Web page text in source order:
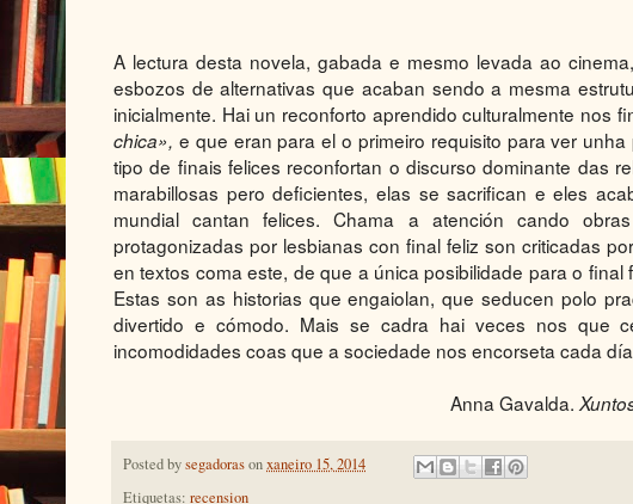
A lectura desta novela, gabada e mesmo levada ao
esbozos de alternativas que acaban sendo a mesma
inicialmente. Hai un reconforto aprendido culturalmente nos
chica», e que eran para el o primeiro requisito para ver
tipo de finais felices reconfortan o discurso dominante das
marabillosas pero deficientes, elas se sacrifican e eles
mundial cantan felices. Chama a atención cando
protagonizadas por lesbianas con final feliz son criticadas
en textos coma este, de que a única posibilidade para o
Estas son as historias que engaiolan, que seducen polo
divertido e cómodo. Mais se cadra hai veces nos que
incomodidades coas que a sociedade nos encorseta cada
Anna Gavalda.
Posted bysegadorasonxaneiro 15, 2014
Etiquetas: recension